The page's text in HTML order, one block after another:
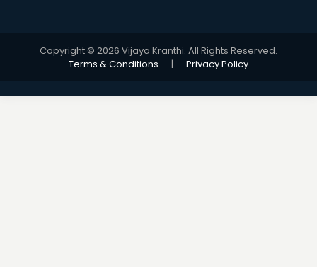
Copyright © 2026 Vijaya Kranthi. All Rights Reserved.
Terms & Conditions
| Privacy Policy